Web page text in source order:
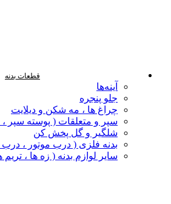
قطعات بدنه
آینه‌ها
جلو پنجره
چراغ‌ ها ، مه‌ شکن و دیلایت
سپر و متعلقات ( پوسته سپر ،
شلگیر و گل‌ پخش‌ کن
بدنه فلزی ( درب موتور ، درب
سایر لوازم بدنه ( زه ها ،